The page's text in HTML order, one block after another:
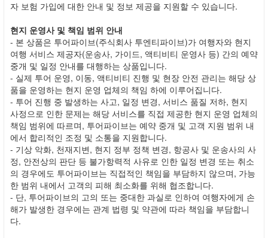
자 보험 가입에 대한 안내 및 정보 제공을 지원할 수 있습니다.
현지 운영사 및 책임 범위 안내
- 본 상품은 투어파이브(주식회사 투엔티파이브)가 여행자와 현지
여행 서비스 제공자(운송사, 가이드, 액티비티 운영사 등) 간의 예약
중개 및 일정 안내를 대행하는 상품입니다.
- 실제 투어 운영, 이동, 액티비티 진행 및 현장 안전 관리는 해당 상
품을 운영하는 현지 운영 업체의 책임 하에 이루어집니다.
- 투어 진행 중 발생하는 사고, 일정 변경, 서비스 품질 저하, 현지
사정으로 인한 문제는 해당 서비스를 직접 제공한 현지 운영 업체의
책임 범위에 따르며, 투어파이브는 예약 중개 및 고객 지원 범위 내
에서 합리적인 조정 및 소통을 지원합니다.
- 기상 악화, 천재지변, 현지 정부 정책 변경, 항공사 및 운송사의 사
정, 안전상의 판단 등 불가항력적 사유로 인한 일정 변경 또는 취소
의 경우에도 투어파이브는 직접적인 책임을 부담하지 않으며, 가능
한 범위 내에서 고객의 피해 최소화를 위해 협조합니다.
- 단, 투어파이브의 고의 또는 중대한 과실로 인하여 여행자에게 손
해가 발생한 경우에는 관계 법령 및 약관에 따라 책임을 부담합니
다.